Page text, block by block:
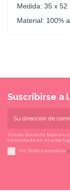
Medida: 35 x 52
Material: 100%
Suscribirse a
Puede darse de baja en
de contacto en el aviso
He leído y acepto la